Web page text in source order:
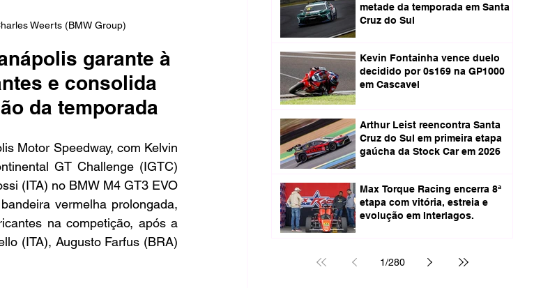
Weerts (BMW Group)
garante à
e consolida
da temporada
Motor Speedway, com Kelvin
GT Challenge (IGTC)
(ITA) no BMW M4 GT3 EVO
vermelha prolongada,
na competição, após a
(ITA), Augusto Farfus (BRA)
metade da temporada em Santa
Cruz do Sul
Kevin Fontainha vence duelo
decidido por 0s169 na GP1000
em Cascavel
Arthur Leist reencontra Santa
Cruz do Sul em primeira etapa
gaúcha da Stock Car em 2026
Max Torque Racing encerra 8ª
etapa com vitória, estreia e
evolução em Interlagos.
1/280